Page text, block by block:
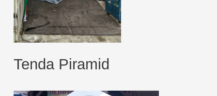
Tenda Piramid